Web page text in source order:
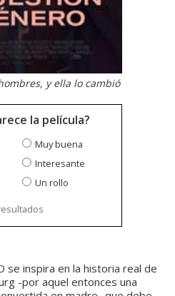
y ella lo cambió
la película?
Muy buena
Interesante
Un rollo
se inspira en la historia real de
-por aquel entonces una